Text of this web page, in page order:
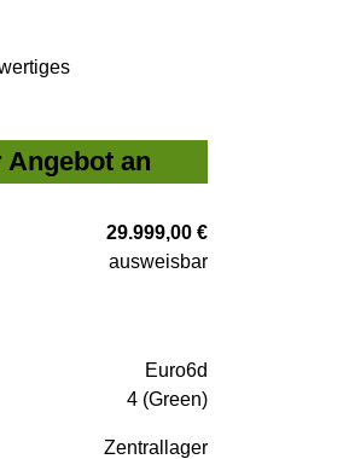
Angebot an
29.999,00 €
ausweisbar
Euro6d
4 (Green)
Zentrallager